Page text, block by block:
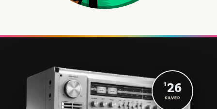
'26
SILVER